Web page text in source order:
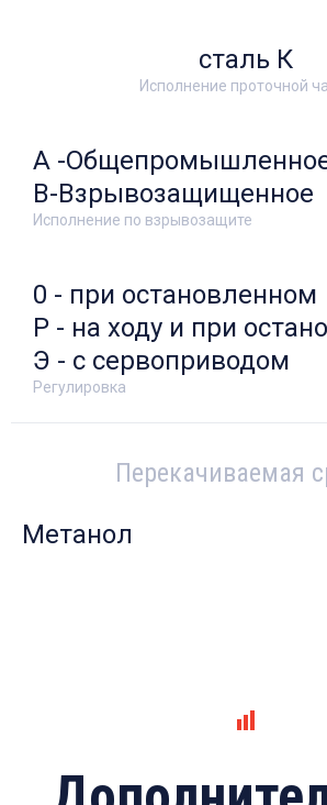
Исполнение проточной
сталь К
Исполнение по взрывозащите
А -
В-Взрывозащищенное
Регулировка
0 - при остановленном
Р - на ходу и при
Э - с сервоприводом
Перекачиваемая
Метанол